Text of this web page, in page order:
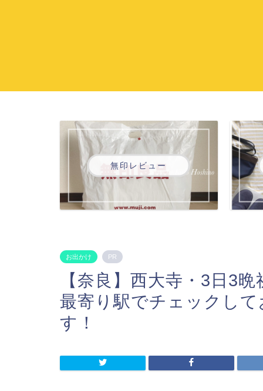
無印レビュー
お出かけ PR
【奈良】西大寺・3日3
最寄り駅でチェックし
す！